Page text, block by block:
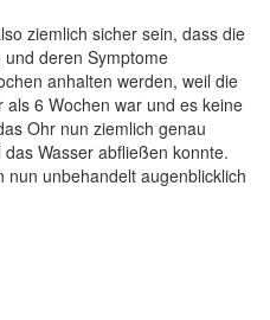
ziemlich sicher sein, dass die
und deren Symptome
anhalten werden, weil die
6 Wochen war und es keine
Ohr nun ziemlich genau
Wasser abfließen konnte.
unbehandelt augenblicklich